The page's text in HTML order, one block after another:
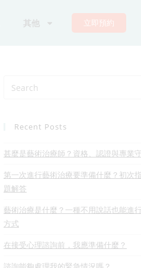
其他 立即預約
Recent Posts
甚麼是藝術治療師？資格、認證與專業
第一次進行藝術治療要準備什麼？初次
題解答
藝術治療是什麼？一種不用說話也能進
方式
在接受心理諮詢前，我應準備什麼？